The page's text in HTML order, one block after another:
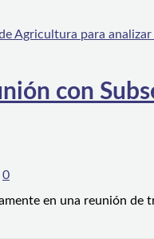
con
0
en una reunión de